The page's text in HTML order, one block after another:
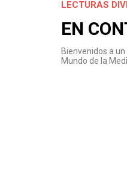
LECTURAS
EN
Bienvenidos a
Mundo de la